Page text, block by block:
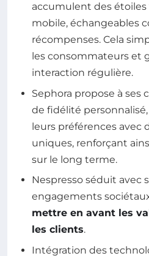
accumulent des
mobile, échangeables
récompenses. Cela
les consommateurs et
interaction régulière.
Sephora propose à
de fidélité
leurs préférences avec
uniques, renforçant
sur le long terme.
Nespresso séduit avec
engagements
mettre en avant les
les clients.
Intégration des